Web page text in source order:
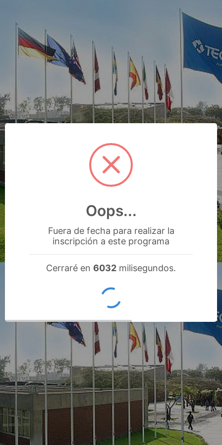
Oops...
Fuera de fecha para realizar la
inscripción a este programa
Cerraré en 5832 milisegundos.
OK